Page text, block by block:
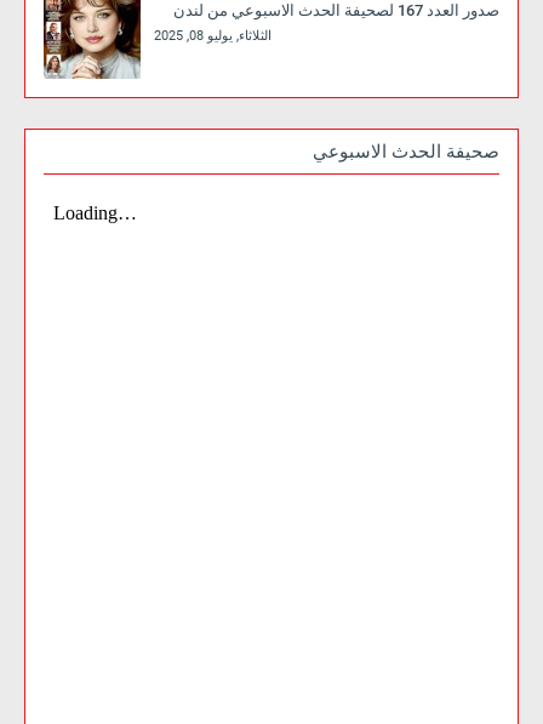
صدور العدد 167 لصحيفة الحدث الاسبوعي من لندن
الثلاثاء, يوليو 08, 2025
صحيفة الحدث الاسبوعي